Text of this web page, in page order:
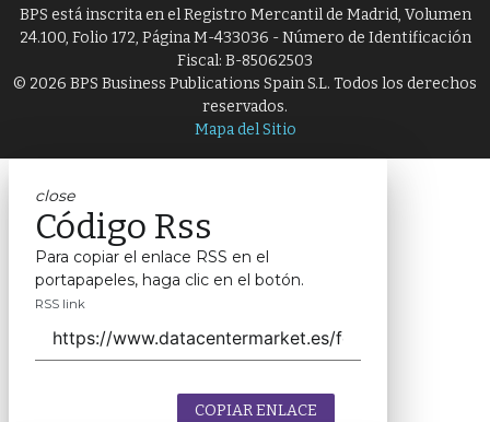
BPS está inscrita en el Registro Mercantil de Madrid, Volumen
24.100, Folio 172, Página M-433036 - Número de Identificación
Fiscal: B-85062503
© 2026 BPS Business Publications Spain S.L. Todos los derechos
reservados.
Mapa del Sitio
close
Código Rss
Para copiar el enlace RSS en el
portapapeles, haga clic en el botón.
RSS link
COPIAR ENLACE